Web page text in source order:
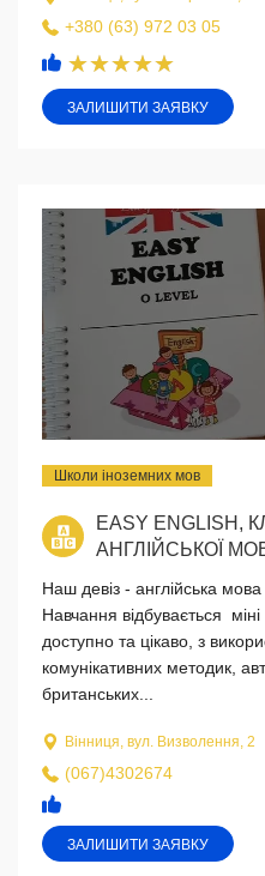
+380 (63) 972 03 05
ЗАЛИШИТИ ЗАЯВКУ
Школи іноземних мов
EASY ENGLISH,
АНГЛІЙСЬКОЇ
Наш девіз - англійська
Навчання відбувається міні
доступно та цікаво, з
комунікативних методик,
британських...
Вінниця, вул. Визволення, 2
(067)4302674
ЗАЛИШИТИ ЗАЯВКУ